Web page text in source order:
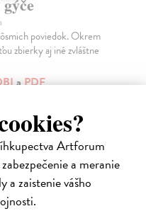
Artforum
a meranie
a zaistenie vášho
poviedok. Okrem
zbierky aj iné zvláštne
aPDF